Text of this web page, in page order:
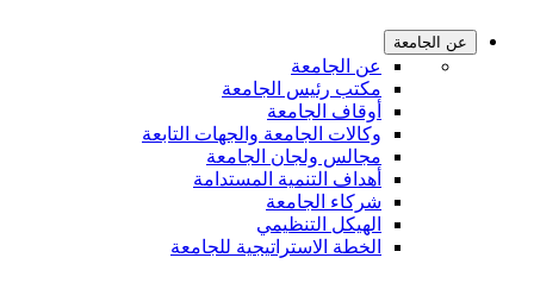
عن الجامعة
عن الجامعة
مكتب رئيس الجامعة
أوقاف الجامعة
وكالات الجامعة والجهات التابعة
مجالس ولجان الجامعة
أهداف التنمية المستدامة
شركاء الجامعة
الهيكل التنظيمي
الخطة الاستراتيجية للجامعة